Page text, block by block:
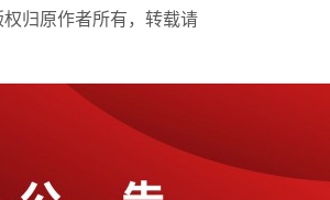
归原作者所有，转载请